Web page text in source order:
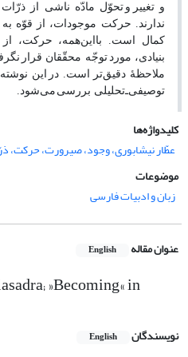
و تغییر و تحوّل مادّه ناشی از
ندارند. حرکت موجودات، از قوّه
کمال است. بااین‌همه، حرکت، از
بنیادی، موردتوجّه محقّقان قرار
ملاحظۀ دقیق‌تر است. در
این
توصیفی‌ـ‌تحلیلی بررسی می‌شود.
کلیدواژه‌ها
عطّار نیشابوری، وجود، صیرورت، حرکت،
موضوعات
زبان و ادبیات فارسی
عنوان مقاله English
»Becoming« in
نویسندگان English